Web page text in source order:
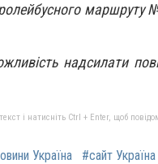
маршруту
надсилати
і натисніть Ctrl + Enter, щоб
Україна #сайт Україна